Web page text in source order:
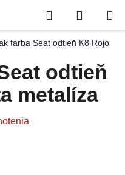
Hľadať
KOŠÍK
farba Seat odtieň K8 Rojo
odtieň
metalíza